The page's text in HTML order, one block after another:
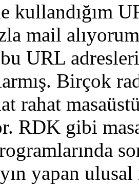
kullandığım
mail
URL
Birçok
rahat
RDK gibi
yapan